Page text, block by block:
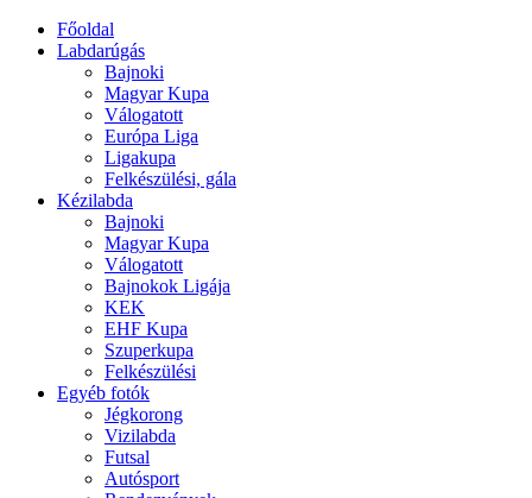
Főoldal
Labdarúgás
Bajnoki
Magyar Kupa
Válogatott
Európa Liga
Ligakupa
Felkészülési, gála
Kézilabda
Bajnoki
Magyar Kupa
Válogatott
Bajnokok Ligája
KEK
EHF Kupa
Szuperkupa
Felkészülési
Egyéb fotók
Jégkorong
Vizilabda
Futsal
Autósport